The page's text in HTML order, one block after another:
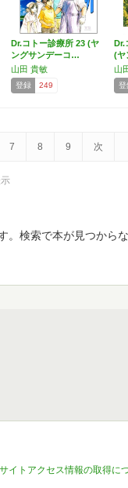
Dr.コトー診療所 23 (ヤ
ングサンデーコ…
山田 貴敏
登録 249
Dr.
(ヤ
山
登
7 8 9 次
。検索で本が見つから
サイトアクセス情報の取得に